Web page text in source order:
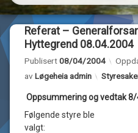
Bilder
Webkamera
Om…
Referat –
Hyttegrend 08.04.2004
Publisert08/04/2004
avLøgeheia admin
Oppsummering og vedtak
Følgende styre ble
valgt: